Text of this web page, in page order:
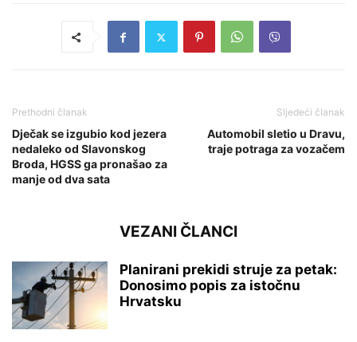
Prethodni članak
Dječak se izgubio kod jezera
nedaleko od Slavonskog
Broda, HGSS ga pronašao za
manje od dva sata
Sljedeći članak
Automobil sletio u Dravu,
traje potraga za vozačem
VEZANI ČLANCI
Planirani prekidi struje za petak:
Donosimo popis za istočnu
Hrvatsku